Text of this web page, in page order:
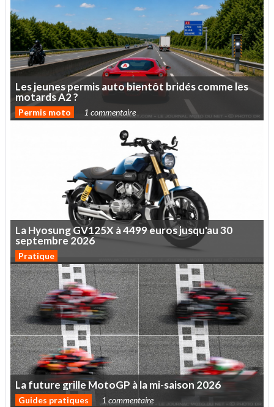
Lesjeunespermisautobientôt bridéscommeles
motardsA2?
Permis moto 1 commentaire
LaHyosungGV125X à4499eurosjusqu'au30
septembre 2026
Pratique
Lafuturegrille MotoGP àlami-saison 2026
Guides pratiques 1 commentaire